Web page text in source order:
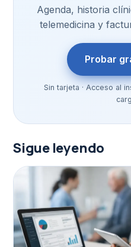
Agenda, historia
telemedicina y
Probar
Sin tarjeta · Acceso al
Sigue leyendo